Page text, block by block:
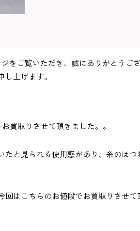
をご覧いただき、誠にありがとうござ
上げます。
買取りさせて頂きました。。
と見られる使用感があり、糸のほ
はこちらのお値段でお買取りさせて